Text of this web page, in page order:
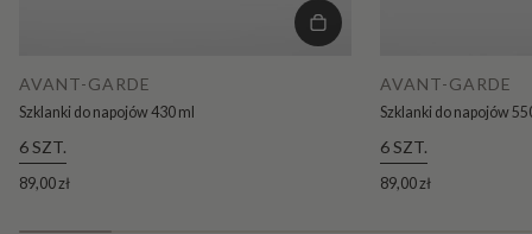
AVANT-GARDE
Szklanki do napojów 430 ml
6 SZT.
89,00 zł
AVANT-GARDE
Szklanki do napojów
6 SZT.
89,00 zł